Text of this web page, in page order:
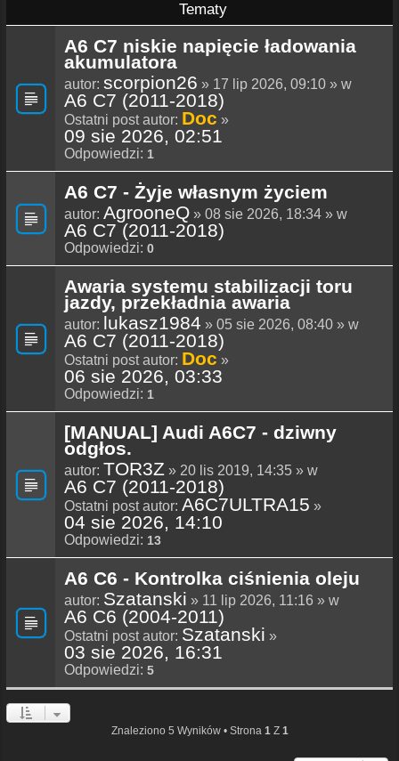
Tematy
A6 C7 niskie napięcie ładowania
akumulatora
autor: scorpion26 » 17 lip 2026, 09:10 » w
A6 C7 (2011-2018)
Ostatni post autor: Doc »
09 sie 2026, 02:51
Odpowiedzi: 1
A6 C7 - Żyje własnym życiem
autor: AgrooneQ » 08 sie 2026, 18:34 » w
A6 C7 (2011-2018)
Odpowiedzi: 0
Awaria systemu stabilizacji toru
jazdy, przekładnia awaria
autor: lukasz1984 » 05 sie 2026, 08:40 » w
A6 C7 (2011-2018)
Ostatni post autor: Doc »
06 sie 2026, 03:33
Odpowiedzi: 1
[MANUAL] Audi A6C7 - dziwny
odgłos.
autor: TOR3Z » 20 lis 2019, 14:35 » w
A6 C7 (2011-2018)
Ostatni post autor: A6C7ULTRA15 »
04 sie 2026, 14:10
Odpowiedzi: 13
A6 C6 - Kontrolka ciśnienia oleju
autor: Szatanski » 11 lip 2026, 11:16 » w
A6 C6 (2004-2011)
Ostatni post autor: Szatanski »
03 sie 2026, 16:31
Odpowiedzi: 5
Znaleziono 5 Wyników • Strona 1 Z 1